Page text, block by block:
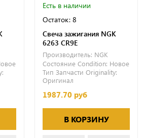
Есть в наличии
Остаток: 8
Свеча зажигания NGK
6263 CR9E
Производитель: NGK
Состояние Condition: Новое
Тип Запчасти Originality:
Оригинал
1987.70 руб
В КОРЗИНУ